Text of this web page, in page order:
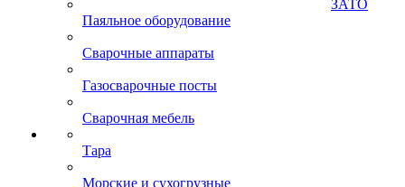
Паяльное оборудование
Сварочные аппараты
Газосварочные посты
Сварочная мебель
Тара
Морские и сухогрузные
ЗАТО